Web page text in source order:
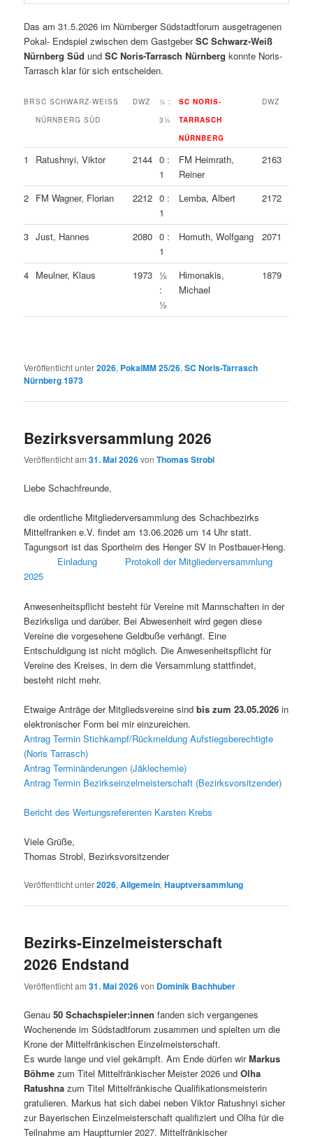
Das am 31.5.2026 im Nürnberger Südstadtforum ausgetragenen
Pokal- Endspiel zwischen dem GastgeberSC Schwarz-Weiß
Nürnberg Süd undSC Noris-Tarrasch Nürnberg konnte Noris-
Tarrasch klar für sich entscheiden.
BRSC SCHWARZ-WEISS N
ÜRNBERG SÜD
DWZ
½ :
3½
SC NORIS-
TARRASCH
NÜRNBERG
DWZ
1 Ratushnyi, Viktor 2144 0 :
1
FM Heimrath,
Reiner
2163
2 FM Wagner, Florian 2212 0 :
1
Lemba, Albert 2172
3 Just, Hannes 2080 0 :
1
Homuth, Wolfgang 2071
4 Meulner, Klaus 1973 ½
:
½
Himonakis,
Michael
1879
Veröffentlicht unter2026, PokalMM 25/26,SC Noris-Tarrasch
Nürnberg 1873
Bezirksversammlung 2026
Veröffentlicht am31. Mai 2026vonThomas Strobl
Liebe Schachfreunde,
die ordentliche Mitgliederversammlung des Schachbezirks
Mittelfranken e.V. findet am 13.06.2026 um 14 Uhr statt.
Tagungsort ist das Sportheim des Henger SV in Postbauer-Heng.
Einladung
Protokoll der Mitgliederversammlung
2025
Anwesenheitspflicht besteht für Vereine mit Mannschaften in der
Bezirksliga und darüber. Bei Abwesenheit wird gegen diese
Vereine die vorgesehene Geldbuße verhängt. Eine
Entschuldigung ist nicht möglich. Die Anwesenheitspflicht für
Vereine des Kreises, in dem die Versammlung stattfindet,
besteht nicht mehr.
Etwaige Anträge der Mitgliedsvereine sindbis zum 23.05.2026 in
elektronischer Form bei mir einzureichen.
Antrag Termin Stichkampf/Rückmeldung Aufstiegsberechtigte
(Noris Tarrasch)
Antrag Terminänderungen (Jäklechemie)
Antrag Termin Bezirkseinzelmeisterschaft (Bezirksvorsitzender)
Bericht des Wertungsreferenten Karsten Krebs
Viele Grüße,
Thomas Strobl, Bezirksvorsitzender
Veröffentlicht unter2026,Allgemein,Hauptversammlung
Bezirks-Einzelmeisterschaft
2026 Endstand
Veröffentlicht am31. Mai 2026von Dominik Bachhuber
Genau50 Schachspieler:innenfanden sich vergangenes
Wochenende im Südstadtforum zusammen und spielten um die
Krone der Mittelfränkischen Einzelmeisterschaft.
Es wurde lange und viel gekämpft. Am Ende dürfen wirMarkus
Böhmezum Titel Mittelfränkischer Meister 2026 undOlha
Ratushnazum Titel Mittelfränkische Qualifikationsmeisterin
gratulieren. Markus hat sich dabei neben Viktor Ratushnyi sicher
zur Bayerischen Einzelmeisterschaft qualifiziert und Olha für die
Teilnahme am Hauptturnier 2027. Mittelfränkischer